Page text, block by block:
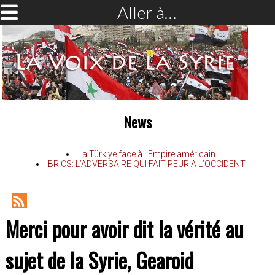
Aller à…
News
La Türkiye face à l’Empire américain
BRICS: L’ADVERSAIRE QUI FAIT PEUR A L’OCCIDENT
RSS
Feed
Merci pour avoir dit la vérité au
sujet de la Syrie, Gearoid